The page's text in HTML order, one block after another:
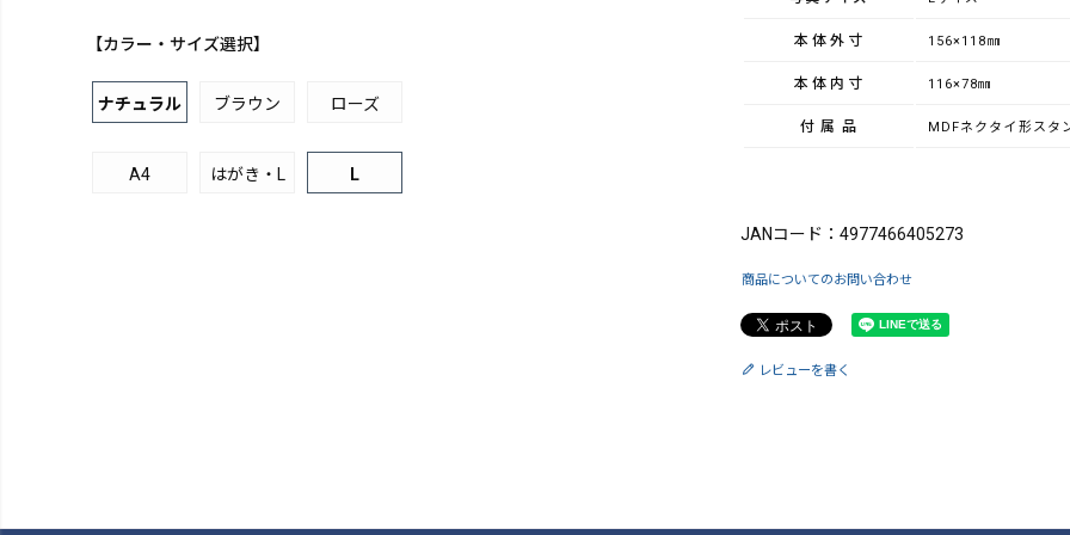
【カラー・サイズ選択】
ナチュラル ブラウン ローズ
A4 はがき・L L
本体外寸 156×118㎜
本体内寸 116×78㎜
付属品 MDFネクタイ形スタ
JANコード：4977466405273
商品についてのお問い合わせ
レビューを書く